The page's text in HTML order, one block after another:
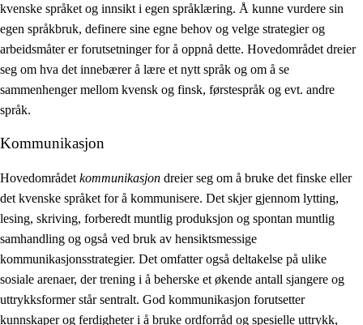
kvenske språket og innsikt i egen språklæring. Å kunne vurdere sin
egen språkbruk, definere sine egne behov og velge strategier og
arbeidsmåter er forutsetninger for å oppnå dette. Hovedområdet dreier
seg om hva det innebærer å lære et nytt språk og om å se
sammenhenger mellom kvensk og finsk, førstespråk og evt. andre
språk.
Kommunikasjon
Hovedområdet kommunikasjon dreier seg om å bruke det finske eller
det kvenske språket for å kommunisere. Det skjer gjennom lytting,
lesing, skriving, forberedt muntlig produksjon og spontan muntlig
samhandling og også ved bruk av hensiktsmessige
kommunikasjonsstrategier. Det omfatter også deltakelse på ulike
sosiale arenaer, der trening i å beherske et økende antall sjangere og
uttrykksformer står sentralt. God kommunikasjon forutsetter
kunnskaper og ferdigheter i å bruke ordforråd og spesielle uttrykk,